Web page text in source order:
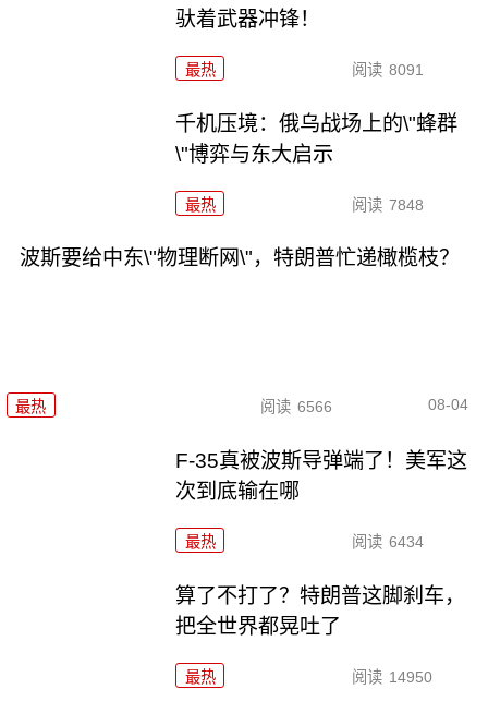
驮着武器冲锋！
最热 阅读 8091
千机压境：俄乌战场上的\"蜂群
\"博弈与东大启示
最热 阅读 7848
波斯要给中东\"物理断网\"，特朗普忙递橄榄枝？
最热 阅读 6566 08-04
F-35真被波斯导弹端了！美军这
次到底输在哪
最热 阅读 6434
算了不打了？特朗普这脚刹车，
把全世界都晃吐了
最热 阅读 14950